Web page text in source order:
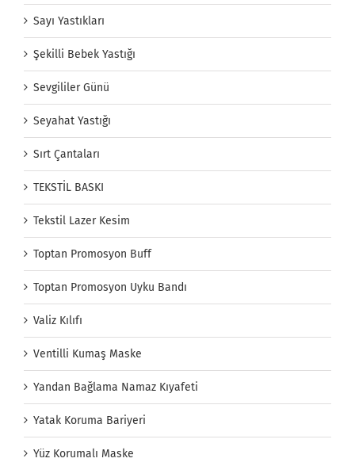
Sayı Yastıkları
Şekilli Bebek Yastığı
Sevgililer Günü
Seyahat Yastığı
Sırt Çantaları
TEKSTİL BASKI
Tekstil Lazer Kesim
Toptan Promosyon Buff
Toptan Promosyon Uyku Bandı
Valiz Kılıfı
Ventilli Kumaş Maske
Yandan Bağlama Namaz Kıyafeti
Yatak Koruma Bariyeri
Yüz Korumalı Maske